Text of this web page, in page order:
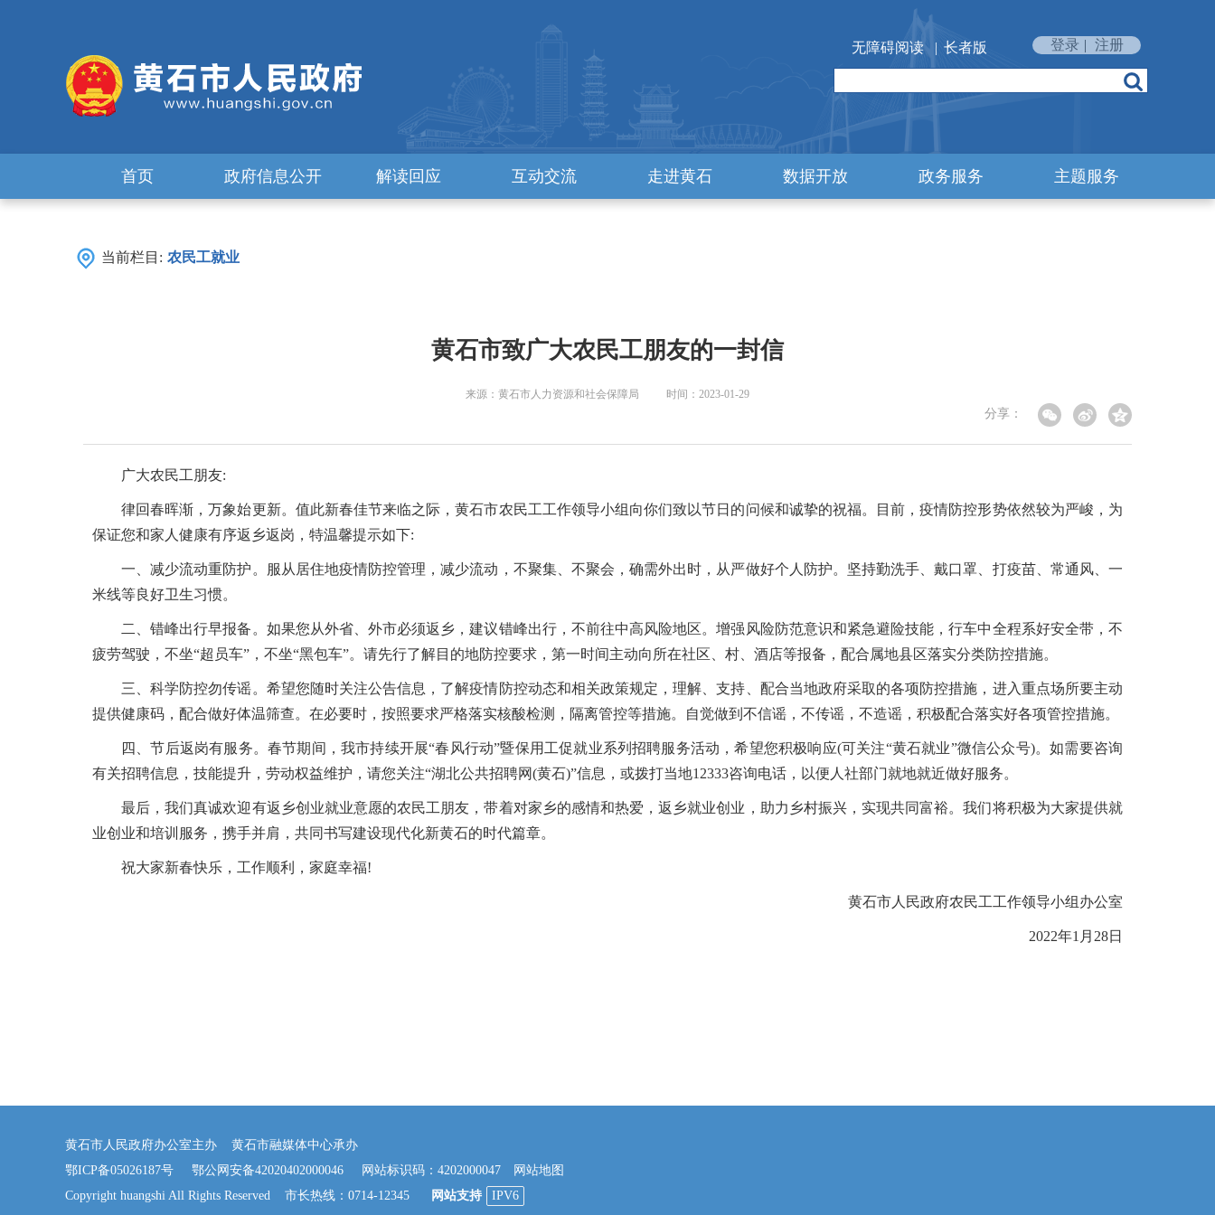
无障碍阅读 | 长者版 登录 | 注册
首页 政府信息公开 解读回应 互动交流 走进黄石 数据开放 政务服务 主题服务
当前栏目: 农民工就业
黄石市致广大农民工朋友的一封信
来源：黄石市人力资源和社会保障局 时间：2023-01-29
分享：
广大农民工朋友:
律回春晖渐，万象始更新。值此新春佳节来临之际，黄石市农民工工作领导小组向你们致以节日的问候和诚挚的祝福。目前，疫情防控形势依然较为严峻，为
保证您和家人健康有序返乡返岗，特温馨提示如下:
一、减少流动重防护。服从居住地疫情防控管理，减少流动，不聚集、不聚会，确需外出时，从严做好个人防护。坚持勤洗手、戴口罩、打疫苗、常通风、一
米线等良好卫生习惯。
二、错峰出行早报备。如果您从外省、外市必须返乡，建议错峰出行，不前往中高风险地区。增强风险防范意识和紧急避险技能，行车中全程系好安全带，不
疲劳驾驶，不坐“超员车”，不坐“黑包车”。请先行了解目的地防控要求，第一时间主动向所在社区、村、酒店等报备，配合属地县区落实分类防控措施。
三、科学防控勿传谣。希望您随时关注公告信息，了解疫情防控动态和相关政策规定，理解、支持、配合当地政府采取的各项防控措施，进入重点场所要主动
提供健康码，配合做好体温筛查。在必要时，按照要求严格落实核酸检测，隔离管控等措施。自觉做到不信谣，不传谣，不造谣，积极配合落实好各项管控措施。
四、节后返岗有服务。春节期间，我市持续开展“春风行动”暨保用工促就业系列招聘服务活动，希望您积极响应(可关注“黄石就业”微信公众号)。如需要咨询
有关招聘信息，技能提升，劳动权益维护，请您关注“湖北公共招聘网(黄石)”信息，或拨打当地12333咨询电话，以便人社部门就地就近做好服务。
最后，我们真诚欢迎有返乡创业就业意愿的农民工朋友，带着对家乡的感情和热爱，返乡就业创业，助力乡村振兴，实现共同富裕。我们将积极为大家提供就
业创业和培训服务，携手并肩，共同书写建设现代化新黄石的时代篇章。
祝大家新春快乐，工作顺利，家庭幸福!
黄石市人民政府农民工工作领导小组办公室
2022年1月28日
黄石市人民政府办公室主办 黄石市融媒体中心承办
鄂ICP备05026187号
鄂公网安备42020402000046 网站标识码：4202000047
网站地图
Copyright huangshi All Rights Reserved 市长热线：0714-12345
网站支持 IPV6